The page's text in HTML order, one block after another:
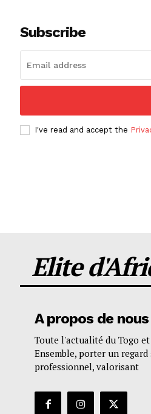
Subscribe
I've read and accept the
Elite
A propos de nous
Toute l'actualité du Togo et
Ensemble, porter un regard
professionnel, valorisant